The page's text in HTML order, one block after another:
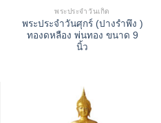
พระประจำวันเกิด
พระประจําวันศุกร์ (ปางรำพึง )
ทองดหลือง พ่นทอง ขนาด 9
นิ้ว